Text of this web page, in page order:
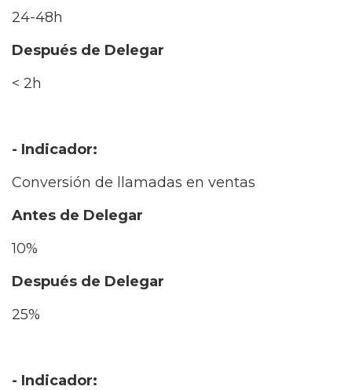
24-48h
Después de Delegar
< 2h
- Indicador:
Conversión de llamadas en ventas
Antes de Delegar
10%
Después de Delegar
25%
- Indicador: